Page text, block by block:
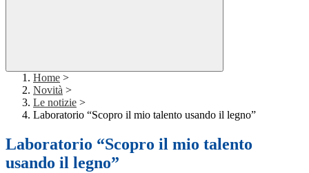
Home >
Novità >
Le notizie >
Laboratorio “Scopro il mio talento usando il legno”
Laboratorio “Scopro il mio talento
usando il legno”